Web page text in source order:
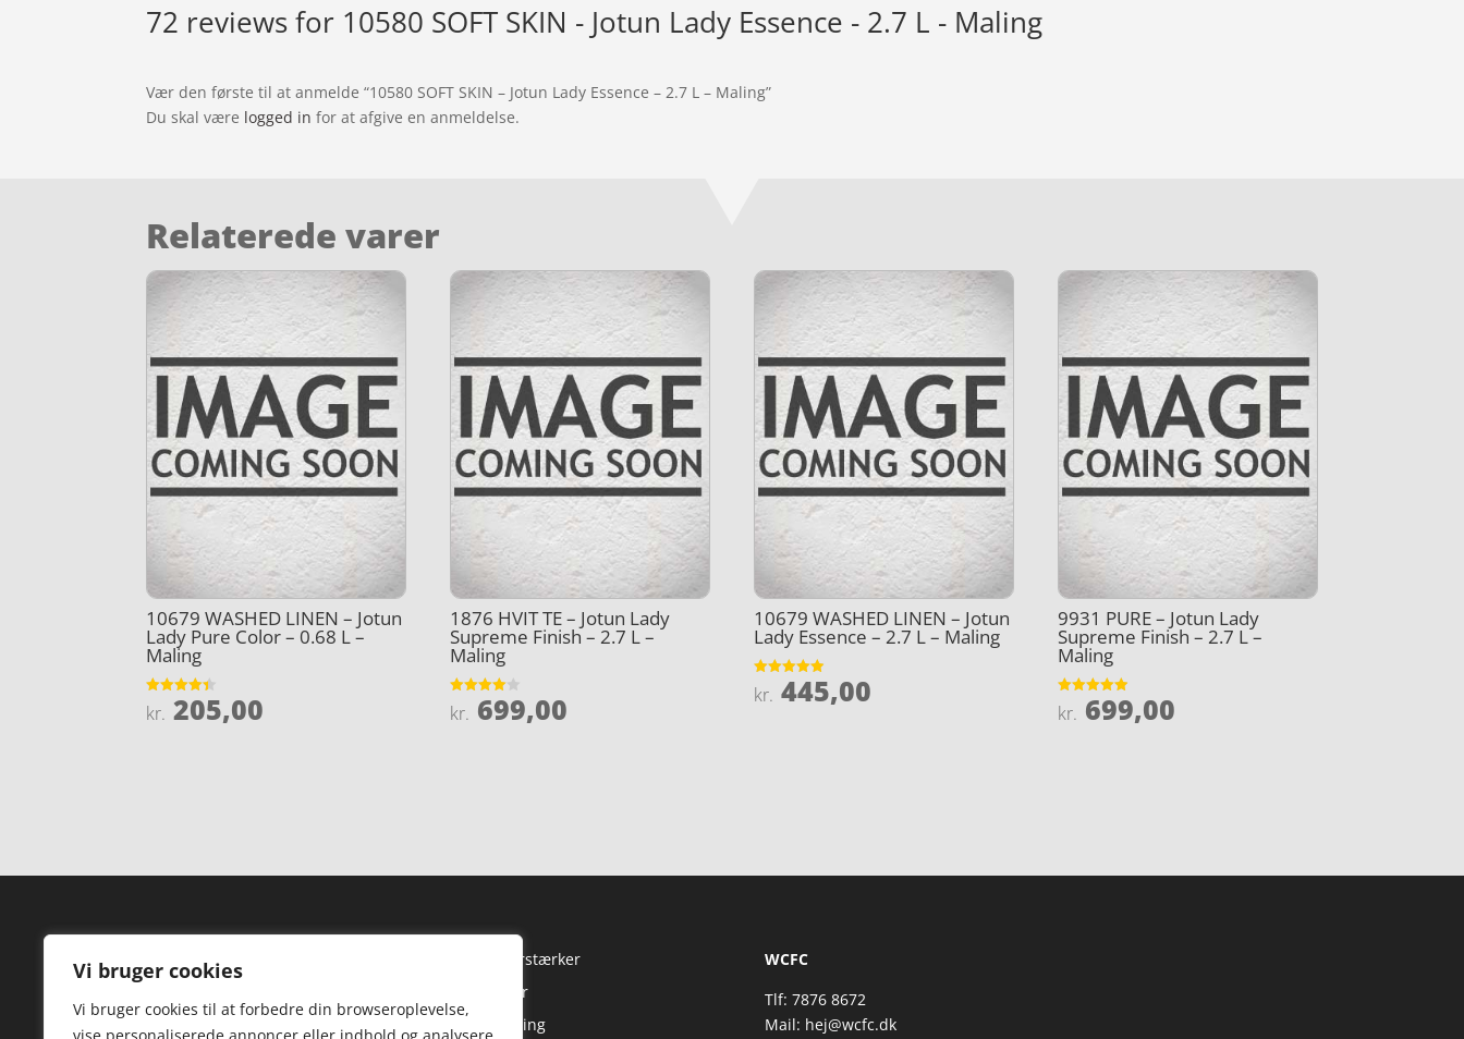
Vi bruger cookies
Vi bruger cookies til at forbedre din browseroplevelse,
72 reviews for 10580 SOFT SKIN - Jotun Lady Essence - 2.7 L - Maling
Vær den første til at anmelde “10580 SOFT SKIN – Jotun Lady Essence – 2.7 L – Maling”
Du skal være logged in for at afgive en anmeldelse.
Relaterede varer
10679 WASHED LINEN – Jotun
Lady Pure Color – 0.68 L –
Maling
Vurderet
4.4
kr. 205,00
1876 HVIT TE – Jotun Lady
Supreme Finish – 2.7 L –
Maling
Vurderet
4
kr. 699,00
10679 WASHED LINEN – Jotun
Lady Essence – 2.7 L – Maling
Vurderet
4.9
kr. 445,00
9931 PURE – Jotun Lady
Supreme Finish – 2.7 L –
Maling
Vurderet
4.9
kr. 699,00
Forside
Kontakt
HiFi Forstærker
Højtaler
Streaming
WCFC
Tlf: 7876 8672
Mail: hej@wcfc.dk